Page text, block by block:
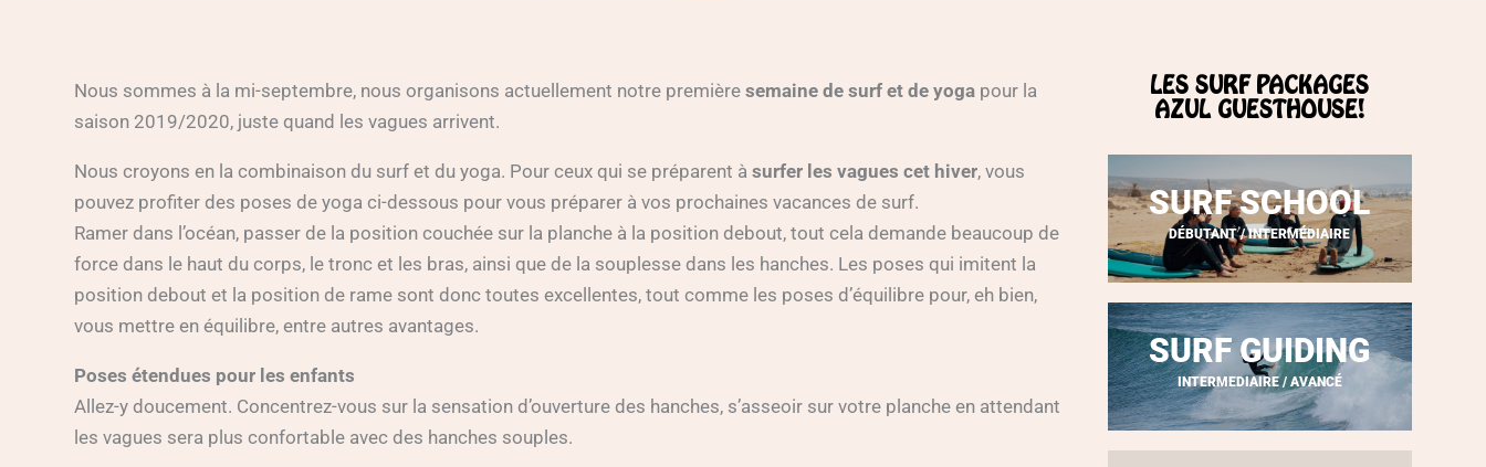
Nous sommes à la mi-septembre, nous organisons actuellement notre premièresemaine de surf et de yoga pour la
saison 2019/2020, juste quand les vagues arrivent.
Nous croyons en la combinaison du surf et du yoga. Pour ceux qui se préparent àsurfer les vagues cet hiver, vous
pouvez profiter des poses de yoga ci-dessous pour vous préparer à vos prochaines vacances de surf.
Ramer dans l’océan, passer de la position couchée sur la planche à la position debout, tout cela demande beaucoup de
force dans le haut du corps, le tronc et les bras, ainsi que de la souplesse dans les hanches. Les poses qui imitent la
position debout et la position de rame sont donc toutes excellentes, tout comme les poses d’équilibre pour, eh bien,
vous mettre en équilibre, entre autres avantages.
Poses étendues pour les enfants
Allez-y doucement. Concentrez-vous sur la sensation d’ouverture des hanches, s’asseoir sur votre planche en attendant
les vagues sera plus confortable avec des hanches souples.
LES SURF PACKAGES
AZUL GUESTHOUSE!
SURF SCHOOL
DÉBUTANT / INTERMÉDIAIRE
SURF GUIDING
INTERMEDIAIRE / AVANCÉ